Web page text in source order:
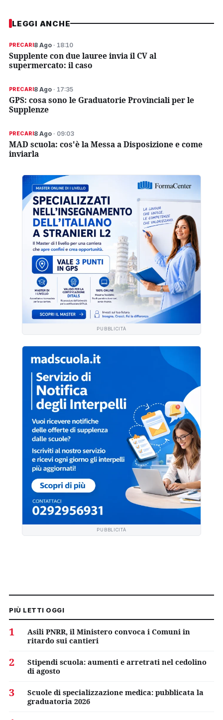
LEGGI ANCHE
PRECARI8 Ago· 18:10
Supplente con due lauree invia il CV al
supermercato: il caso
PRECARI8 Ago· 17:35
GPS: cosa sono le Graduatorie Provinciali per le
Supplenze
PRECARI8 Ago· 09:03
MAD scuola: cos'è la Messa a Disposizione e come
inviarla
PUBBLICITÀ
PUBBLICITÀ
PIÙ LETTI OGGI
1
Asili PNRR, il Ministero convoca i Comuni in
ritardo sui cantieri
2
Stipendi scuola: aumenti e arretrati nel cedolino
di agosto
3
Scuole di specializzazione medica: pubblicata la
graduatoria 2026